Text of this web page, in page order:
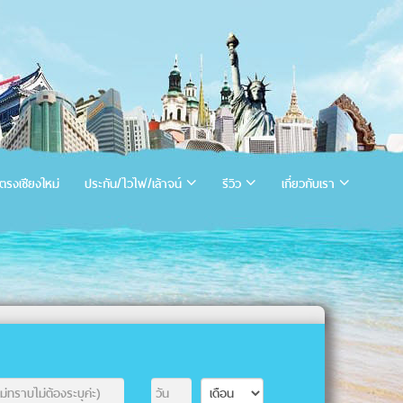
งเชียงใหม่ ประกัน/ไวไฟ/เล้าจน์ รีวิว เกี่ยวกับเรา